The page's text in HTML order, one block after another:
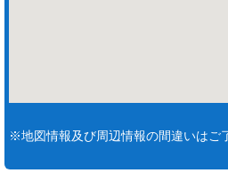
※地図情報及び周辺情報の間違いはご